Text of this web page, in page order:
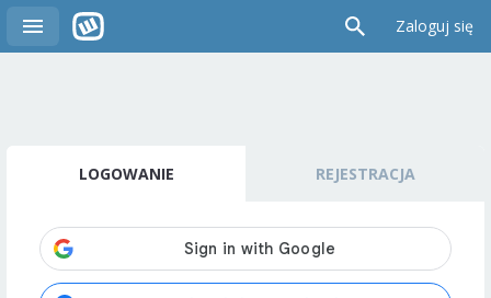
Zaloguj się
LOGOWANIE REJESTRACJA